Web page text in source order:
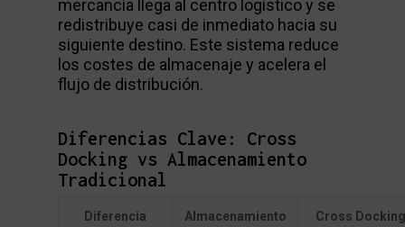
mercancía llega al centro logístico y se
redistribuye casi de inmediato hacia su
siguiente destino. Este sistema reduce
los costes de almacenaje y acelera el
flujo de distribución.
Diferencias Clave: Cross
Docking vs Almacenamiento
Tradicional
Diferencia
Almacenamiento
Cross Docking